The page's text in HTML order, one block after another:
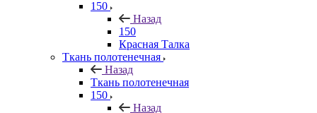
150
Назад
150
Красная Талка
Ткань полотенечная
Назад
Ткань полотенечная
150
Назад